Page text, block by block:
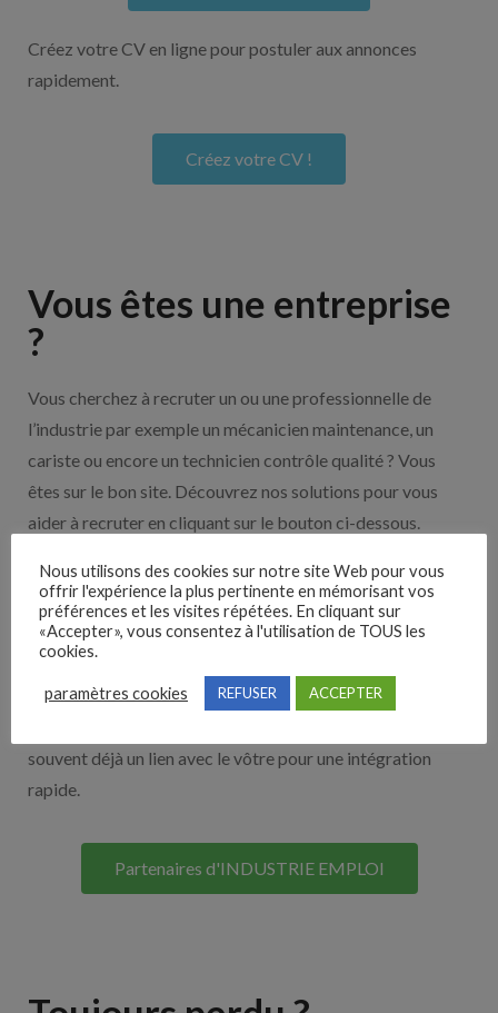
Créez votre CV en ligne pour postuler aux annonces
rapidement.
Créez votre CV !
Vous êtes une entreprise
?
Vous cherchez à recruter un ou une professionnelle de
l’industrie par exemple un mécanicien maintenance, un
cariste ou encore un technicien contrôle qualité ? Vous
êtes sur le bon site. Découvrez nos solutions pour vous
aider à recruter en cliquant sur le bouton ci-dessous.
Nos solutions entreprises
Découvrez nos partenaires ! Moteurs de recherches,
multidiffuseurs, sites payant… nombreux sont nos
souvent déjà un lien avec le vôtre pour une intégration
rapide.
Partenaires d'INDUSTRIE EMPLOI
Nous utilisons des cookies sur notre site Web pour vous
offrir l'expérience la plus pertinente en mémorisant vos
préférences et les visites répétées. En cliquant sur
«Accepter», vous consentez à l'utilisation de TOUS les
cookies.
paramètres cookies REFUSER ACCEPTER